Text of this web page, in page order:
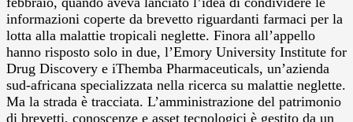
informazioni coperte da brevetto riguardanti farmaci per la
lotta alla malattie tropicali neglette. Finora all’appello
hanno risposto solo in due, l’Emory University Institute for
Drug Discovery e iThemba Pharmaceuticals, un’azienda
sud-africana specializzata nella ricerca su malattie neglette.
Ma la strada è tracciata. L’amministrazione del patrimonio
di brevetti, conoscenze e asset tecnologici è gestito da un